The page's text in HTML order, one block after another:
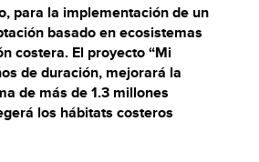
para la implementación de un
basado en ecosistemas
costera. El proyecto “Mi
de duración, mejorará la
de más de 1.3 millones
los hábitats costeros